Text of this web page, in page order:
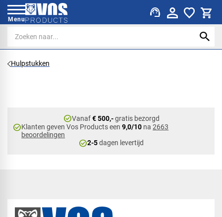
Menu support_agent
Hulpstukken
check_circleVanaf€ 500,-gratis bezorgd
check_circleKlanten geven Vos Products een9,0/10 na2663
beoordelingen
check_circle2-5dagen levertijd